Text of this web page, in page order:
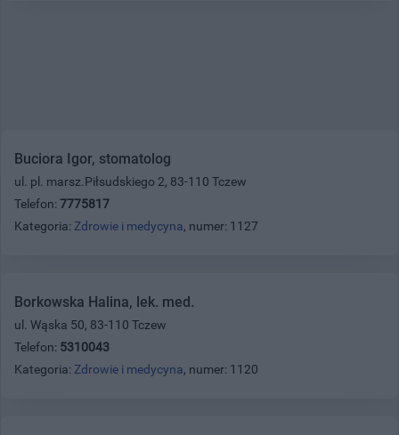
Buciora Igor, stomatolog
ul. pl. marsz.Piłsudskiego 2, 83-110 Tczew
Telefon: 7775817
Kategoria: Zdrowie i medycyna, numer: 1127
Borkowska Halina, lek. med.
ul. Wąska 50, 83-110 Tczew
Telefon: 5310043
Kategoria: Zdrowie i medycyna, numer: 1120